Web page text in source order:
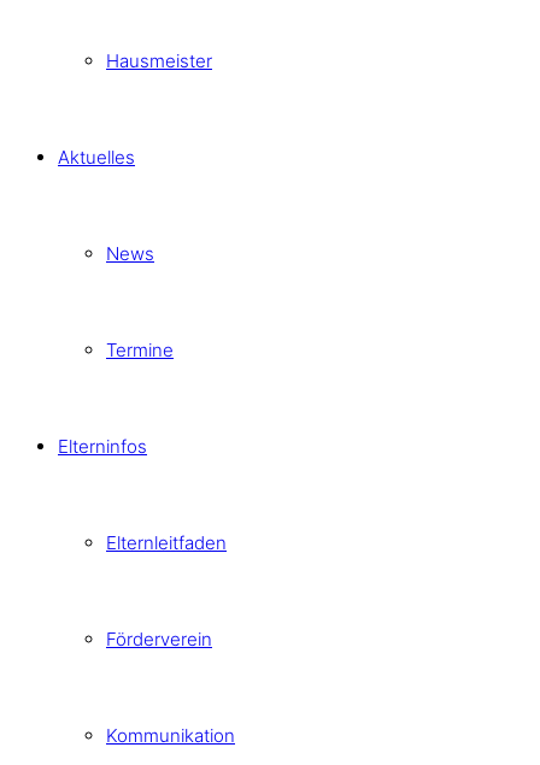
Hausmeister
Aktuelles
News
Termine
Elterninfos
Elternleitfaden
Förderverein
Kommunikation